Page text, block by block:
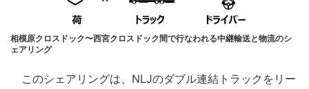
相模原クロスドック〜西宮クロスドック間で行なわれる中継輸送と物流のシ
ェアリング
このシェアリングは、NLJのダブル連結トラックをリー